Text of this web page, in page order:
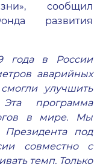
сообщил
развития
года в России
аварийных
улучшить
программа
в мире. Мы
под
совместно с
темп. Только